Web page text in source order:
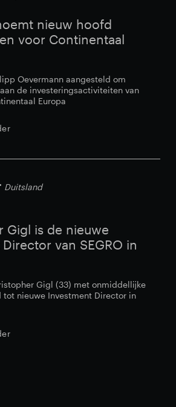
nieuw hoofd
voor Continentaal
Oevermann aangesteld om
de investeringsactiviteiten van
Europa
Duitsland
Gigl is de nieuwe
van SEGRO in
Gigl (33) met onmiddellijke
tot nieuwe Investment Director in